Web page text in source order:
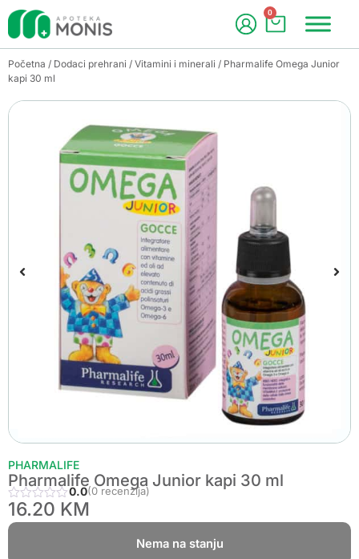
0
Početna / Dodaci prehrani / Vitamini i minerali / Pharmalife Omega Junior
kapi 30 ml
PHARMALIFE
Pharmalife Omega Junior kapi 30 ml
0.0(0 recenzija)
16.20 KM
Nema na stanju